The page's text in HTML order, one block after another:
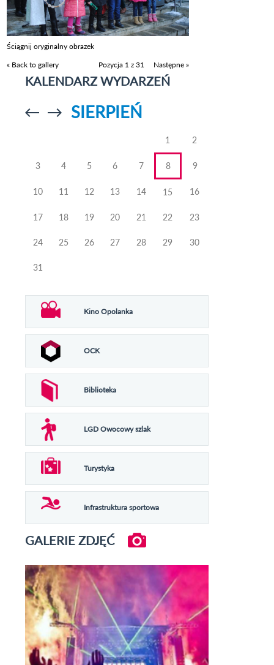
Ściągnij oryginalny obrazek
« Back to gallery
Pozycja 1 z 31 Następne »
KALENDARZ WYDARZEŃ
Przejdź doPrzejdź do
SIERPIEŃ
1 2
3 4 5 6 7 8 9
10 11 12 13 14 15 16
17 18 19 20 21 22 23
24 25 26 27 28 29 30
31
Kino Opolanka
OCK
Biblioteka
LGD Owocowy szlak
Turystyka
Infrastruktura sportowa
GALERIE ZDJĘĆ